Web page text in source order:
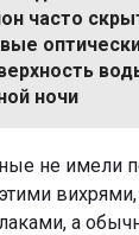
часто
ночи
не имели
а